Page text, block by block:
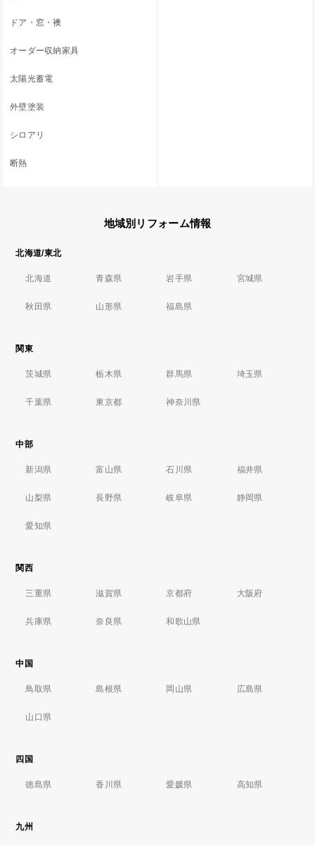
ドア・窓・襖
オーダー収納家具
太陽光蓄電
外壁塗装
シロアリ
断熱
地域別リフォーム情報
北海道/東北
北海道 青森県 岩手県 宮城県
秋田県 山形県 福島県
関東
茨城県 栃木県 群馬県 埼玉県
千葉県 東京都 神奈川県
中部
新潟県 富山県 石川県 福井県
山梨県 長野県 岐阜県 静岡県
愛知県
関西
三重県 滋賀県 京都府 大阪府
兵庫県 奈良県 和歌山県
中国
鳥取県 島根県 岡山県 広島県
山口県
四国
徳島県 香川県 愛媛県 高知県
九州